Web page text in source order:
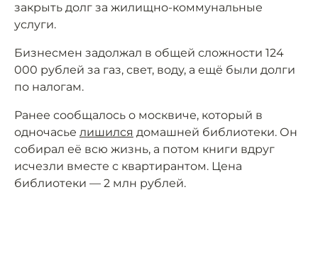
закрыть долг за жилищно-коммунальные
услуги.
Бизнесмен задолжал в общей сложности 124
000 рублей за газ, свет, воду, а ещё были долги
по налогам.
Ранее сообщалось о москвиче, который в
одночасье лишился домашней библиотеки. Он
собирал её всю жизнь, а потом книги вдруг
исчезли вместе с квартирантом. Цена
библиотеки — 2 млн рублей.